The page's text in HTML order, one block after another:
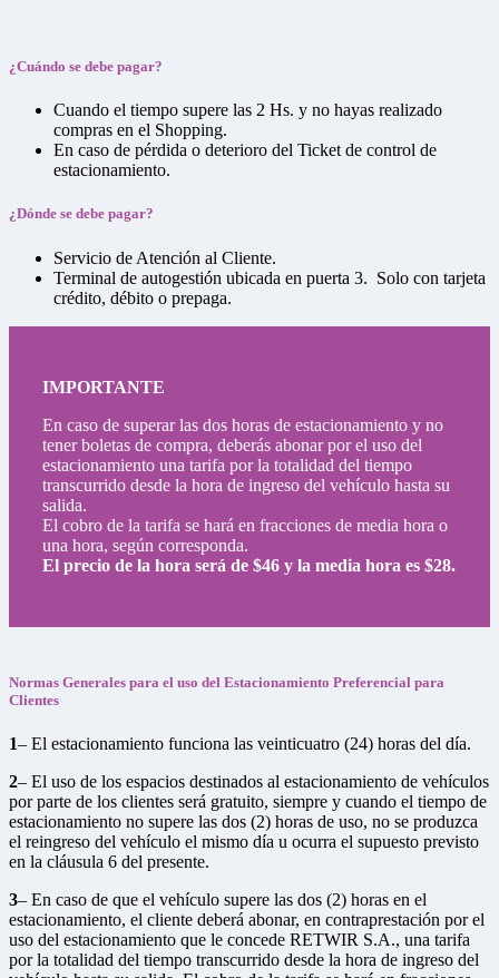
¿Cuándo se debe pagar?
Cuando el tiempo supere las 2 Hs. y no hayas realizado
compras en el Shopping.
En caso de pérdida o deterioro del Ticket de control de
estacionamiento.
¿Dónde se debe pagar?
Servicio de Atención al Cliente.
Terminal de autogestión ubicada en puerta 3. Solo con tarjeta
crédito, débito o prepaga.
IMPORTANTE
En caso de superar las dos horas de estacionamiento y no
tener boletas de compra, deberás abonar por el uso del
estacionamiento una tarifa por la totalidad del tiempo
transcurrido desde la hora de ingreso del vehículo hasta su
salida.
El cobro de la tarifa se hará en fracciones de media hora o
una hora, según corresponda.
El precio de la hora será de $46 y la media hora es $28.
Normas Generales para el uso del Estacionamiento Preferencial para
Clientes
1– El estacionamiento funciona las veinticuatro (24) horas del día.
2– El uso de los espacios destinados al estacionamiento de vehículos
por parte de los clientes será gratuito, siempre y cuando el tiempo de
estacionamiento no supere las dos (2) horas de uso, no se produzca
el reingreso del vehículo el mismo día u ocurra el supuesto previsto
en la cláusula 6 del presente.
3– En caso de que el vehículo supere las dos (2) horas en el
estacionamiento, el cliente deberá abonar, en contraprestación por el
uso del estacionamiento que le concede RETWIR S.A., una tarifa
por la totalidad del tiempo transcurrido desde la hora de ingreso del